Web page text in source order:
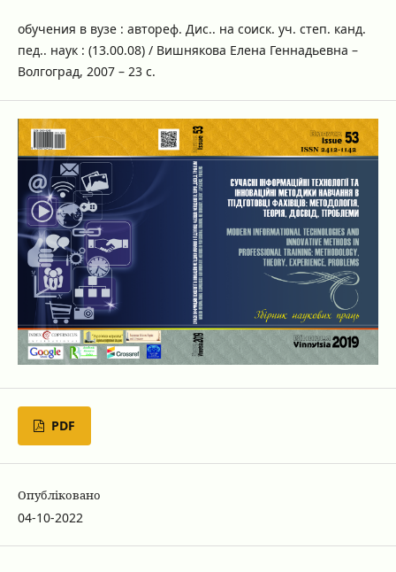
обучения в вузе : автореф. Дис.. на соиск. уч. степ. канд.
пед.. наук : (13.00.08) / Вишнякова Елена Геннадьевна –
Волгоград, 2007 – 23 с.
PDF
Опубліковано
04-10-2022